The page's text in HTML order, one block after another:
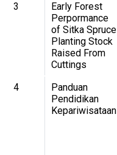
3
Early Forest
Perpormance
of Sitka Spruce
Planting Stock
Raised From
Cuttings
4
Panduan
Pendidikan
Kepariwisataan